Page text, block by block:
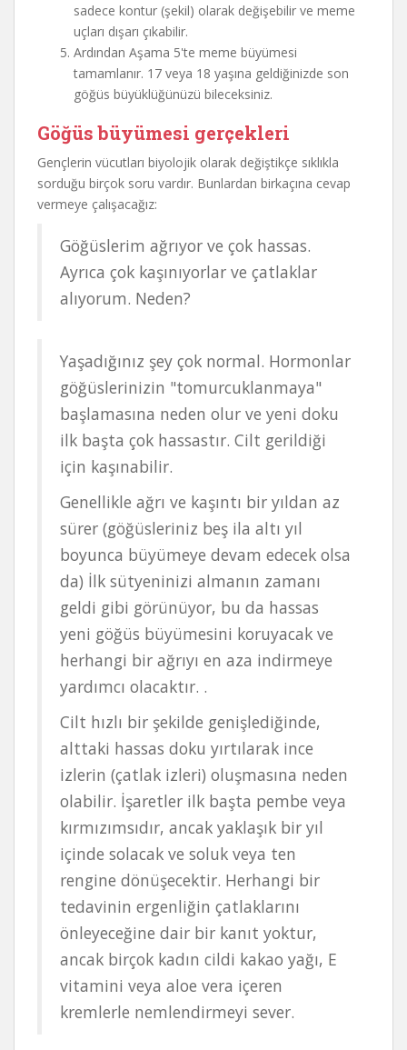
sadece kontur (şekil) olarak değişebilir ve meme
uçları dışarı çıkabilir.
Ardından Aşama 5'te meme büyümesi
tamamlanır. 17 veya 18 yaşına geldiğinizde son
göğüs büyüklüğünüzü bileceksiniz.
Göğüs büyümesi gerçekleri
Gençlerin vücutları biyolojik olarak değiştikçe sıklıkla
sorduğu birçok soru vardır. Bunlardan birkaçına cevap
vermeye çalışacağız:
Göğüslerim ağrıyor ve çok hassas.
Ayrıca çok kaşınıyorlar ve çatlaklar
alıyorum. Neden?
Yaşadığınız şey çok normal. Hormonlar
göğüslerinizin "tomurcuklanmaya"
başlamasına neden olur ve yeni doku
ilk başta çok hassastır. Cilt gerildiği
için kaşınabilir.
Genellikle ağrı ve kaşıntı bir yıldan az
sürer (göğüsleriniz beş ila altı yıl
boyunca büyümeye devam edecek olsa
da) İlk sütyeninizi almanın zamanı
geldi gibi görünüyor, bu da hassas
yeni göğüs büyümesini koruyacak ve
herhangi bir ağrıyı en aza indirmeye
yardımcı olacaktır. .
Cilt hızlı bir şekilde genişlediğinde,
alttaki hassas doku yırtılarak ince
izlerin (çatlak izleri) oluşmasına neden
olabilir. İşaretler ilk başta pembe veya
kırmızımsıdır, ancak yaklaşık bir yıl
içinde solacak ve soluk veya ten
rengine dönüşecektir. Herhangi bir
tedavinin ergenliğin çatlaklarını
önleyeceğine dair bir kanıt yoktur,
ancak birçok kadın cildi kakao yağı, E
vitamini veya aloe vera içeren
kremlerle nemlendirmeyi sever.